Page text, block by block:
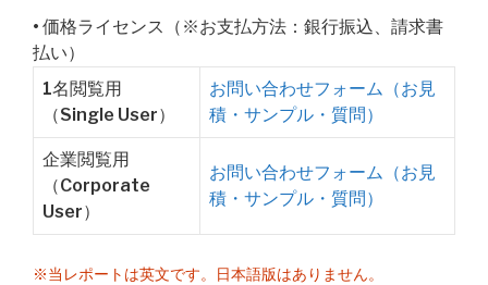
• 価格ライセンス（※お支払方法：銀行振込、請求書
払い）
1名閲覧用
（Single User）
お問い合わせフォーム（お見
積・サンプル・質問）
企業閲覧用
（Corporate
User）
お問い合わせフォーム（お見
積・サンプル・質問）
※当レポートは英文です。日本語版はありません。